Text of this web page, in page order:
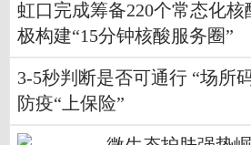
虹口完成筹备220个常态化
极构建“15分钟核酸服务圈”
3-5秒判断是否可通行 “场所
防疫“上保险”